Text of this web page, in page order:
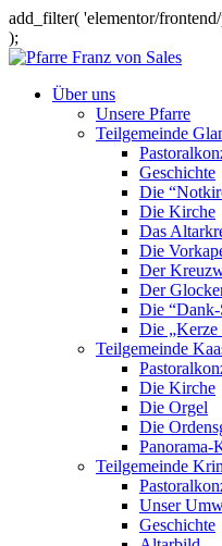
add_filter( 'elementor/
);
Über uns
Unsere Pfarre
Teilgemeinde
Geschichte
Die
Die Kirche
Das
Die
Der
Der
Die “Dank-
Die
Teilgemeinde
Die Kirche
Die Orgel
Die
Panorama-
Teilgemeinde
Unser
Geschichte